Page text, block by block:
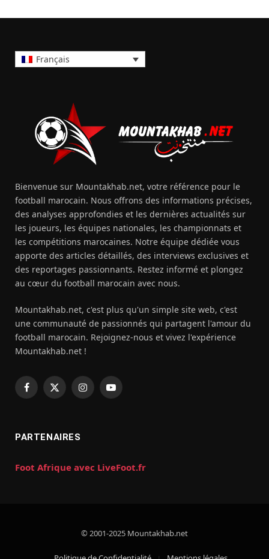
Français
Bienvenue sur Mountakhab.net, votre référence pour le
football marocain. Nous offrons des informations précises,
des analyses approfondies et les dernières actualités sur
les joueurs, les équipes nationales, les championnats et
les compétitions marocaines. Notre équipe dédiée vous
apporte des articles détaillés, des interviews exclusives et
des reportages passionnants. Restez informé et plongez
au cœur du football marocain avec nous.
Mountakhab.net, c'est plus qu'un simple site web, c'est
une communauté de passionnés qui partagent l'amour du
football marocain. Rejoignez-nous et vivez l'expérience
Mountakhab.net !
Facebook
X
InstagramYouTube
PARTENAIRES
Foot Afrique avec LiveFoot.fr
© 2001-2025 Mountakhab.net